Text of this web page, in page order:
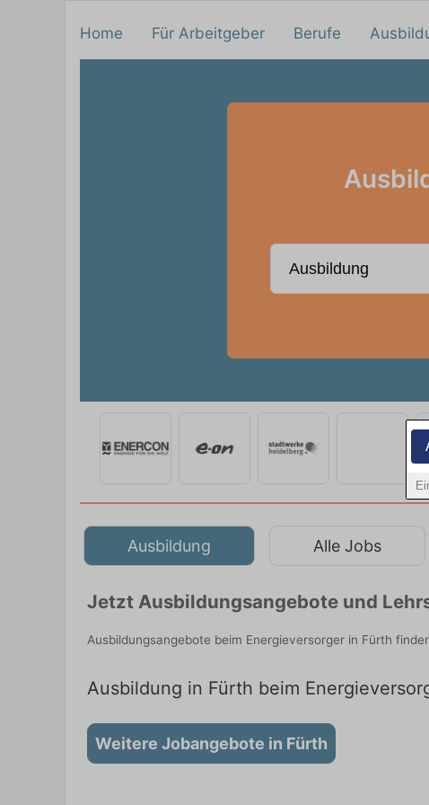
Home Für Arbeitgeber Berufe
Ausbildung Alle Jobs
Jetzt Ausbildungsangebote und
Ausbildungsangebote beim Energieversorger in Fürth
Ausbildung in Fürth beim
Weitere Jobangebote in Fürth